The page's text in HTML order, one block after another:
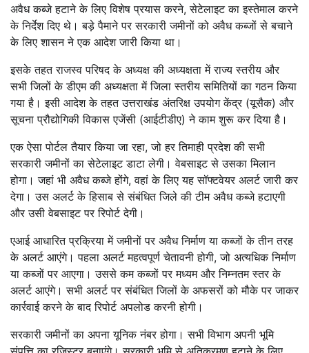
अवैध कब्जे हटाने के लिए विशेष प्रयास करने, सेटेलाइट का इस्तेमाल करने
के निर्देश दिए थे। बड़े पैमाने पर सरकारी जमीनों को अवैध कब्जों से बचाने
के लिए शासन ने एक आदेश जारी किया था।
इसके तहत राजस्व परिषद के अध्यक्ष की अध्यक्षता में राज्य स्तरीय और
सभी जिलों के डीएम की अध्यक्षता में जिला स्तरीय समितियों का गठन किया
गया है। इसी आदेश के तहत उत्तराखंड अंतरिक्ष उपयोग केंद्र (यूसैक) और
सूचना प्रौद्योगिकी विकास एजेंसी (आईटीडीए) ने काम शुरू कर दिया है।
एक ऐसा पोर्टल तैयार किया जा रहा, जो हर तिमाही प्रदेश की सभी
सरकारी जमीनों का सेटेलाइट डाटा लेगी। वेबसाइट से उसका मिलान
होगा। जहां भी अवैध कब्जे होंगे, वहां के लिए यह सॉफ्टवेयर अलर्ट जारी कर
देगा। उस अलर्ट के हिसाब से संबंधित जिले की टीम अवैध कब्जे हटाएगी
और उसी वेबसाइट पर रिपोर्ट देगी।
एआई आधारित प्रक्रिया में जमीनों पर अवैध निर्माण या कब्जों के तीन तरह
के अलर्ट आएंगे। पहला अलर्ट महत्वपूर्ण चेतावनी होगी, जो अत्यधिक निर्माण
या कब्जों पर आएगा। उससे कम कब्जों पर मध्यम और निम्नतम स्तर के
अलर्ट आएंगे। सभी अलर्ट पर संबंधित जिलों के अफसरों को मौके पर जाकर
कार्रवाई करने के बाद रिपोर्ट अपलोड करनी होगी।
सरकारी जमीनों का अपना यूनिक नंबर होगा। सभी विभाग अपनी भूमि